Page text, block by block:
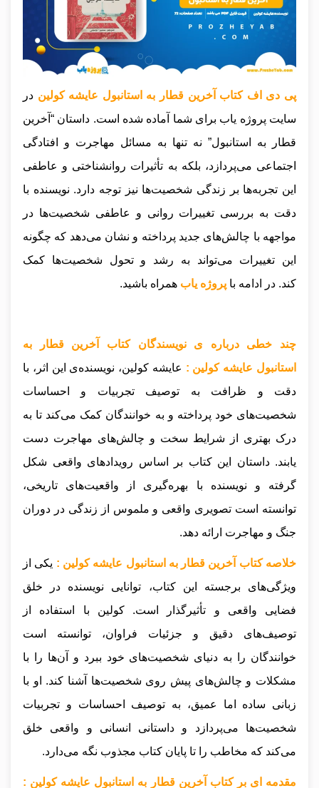
پی دی اف کتاب آخرین قطار به استانبول عایشه کولین در
سایت پروژه یاب برای شما آماده شده است. داستان “آخرین
قطار به استانبول” نه تنها به مسائل مهاجرت و افتادگی
اجتماعی می‌پردازد، بلکه به تأثیرات روانشناختی و عاطفی
این تجربه‌ها بر زندگی شخصیت‌ها نیز توجه دارد. نویسنده با
دقت به بررسی تغییرات روانی و عاطفی شخصیت‌ها در
مواجهه با چالش‌های جدید پرداخته و نشان می‌دهد که چگونه
این تغییرات می‌تواند به رشد و تحول شخصیت‌ها کمک
کند. در ادامه با پروژه یاب همراه باشید.
چند خطی درباره ی نویسندگان کتاب آخرین قطار به
استانبول عایشه کولین : عایشه کولین، نویسنده‌ی این اثر، با
دقت و ظرافت به توصیف تجربیات و احساسات
شخصیت‌های خود پرداخته و به خوانندگان کمک می‌کند تا به
درک بهتری از شرایط سخت و چالش‌های مهاجرت دست
یابند. داستان این کتاب بر اساس رویدادهای واقعی شکل
گرفته و نویسنده با بهره‌گیری از واقعیت‌های تاریخی،
توانسته است تصویری واقعی و ملموس از زندگی در دوران
جنگ و مهاجرت ارائه دهد.
خلاصه کتاب آخرین قطار به استانبول عایشه کولین : یکی از
ویژگی‌های برجسته این کتاب، توانایی نویسنده در خلق
فضایی واقعی و تأثیرگذار است. کولین با استفاده از
توصیف‌های دقیق و جزئیات فراوان، توانسته است
خوانندگان را به دنیای شخصیت‌های خود ببرد و آن‌ها را با
مشکلات و چالش‌های پیش روی شخصیت‌ها آشنا کند. او با
زبانی ساده اما عمیق، به توصیف احساسات و تجربیات
شخصیت‌ها می‌پردازد و داستانی انسانی و واقعی خلق
می‌کند که مخاطب را تا پایان کتاب مجذوب نگه می‌دارد.
مقدمه ای بر کتاب آخرین قطار به استانبول عایشه کولین :